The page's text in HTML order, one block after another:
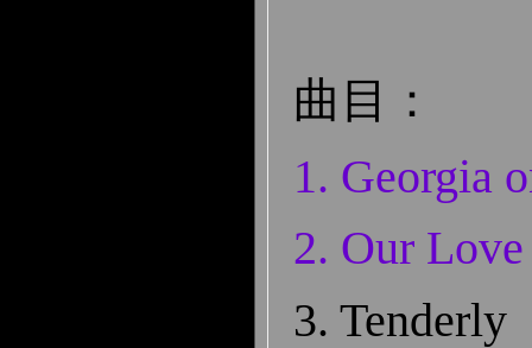
曲目：
1. Georgia
2. Our
3. Tenderly